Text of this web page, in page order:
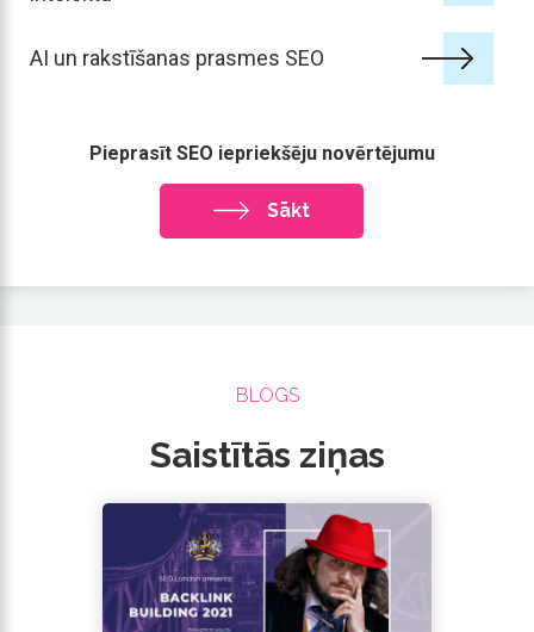
AI un rakstīšanas prasmes SEO
Pieprasīt SEO iepriekšēju novērtējumu
Sākt
BLOGS
Saistītās ziņas